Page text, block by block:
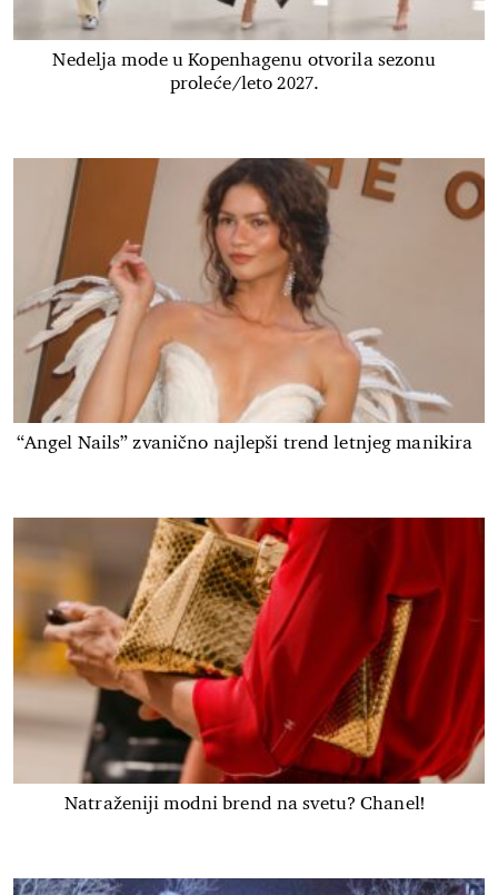
Nedelja mode u Kopenhagenu otvorila sezonu
proleće/leto 2027.
“Angel Nails” zvanično najlepši trend letnjeg manikira
Natraženiji modni brend na svetu? Chanel!